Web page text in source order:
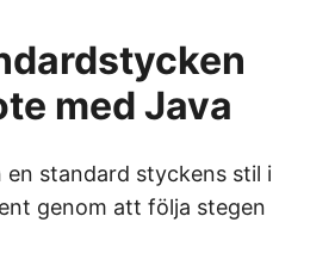
med Java
en standard styckens stil i
genom att följa stegen